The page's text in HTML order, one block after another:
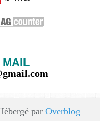
MAIL
par Overblog